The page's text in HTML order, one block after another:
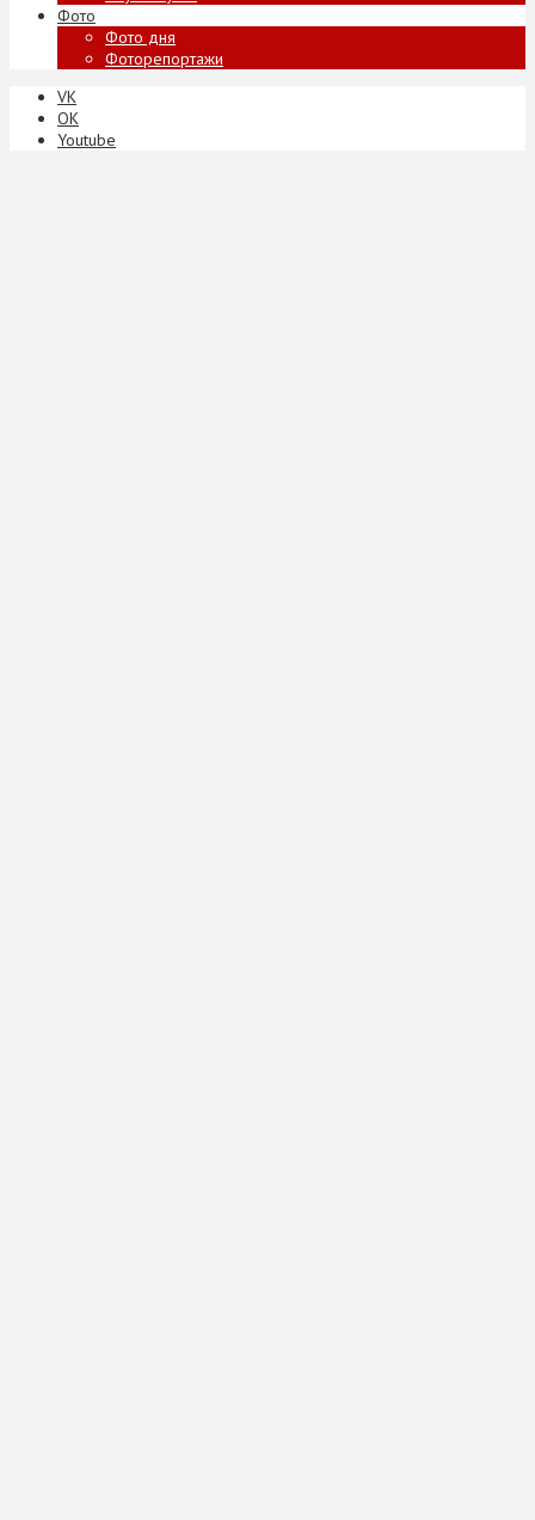
Фото
Фото дня
Фоторепортажи
VK
ОК
Youtube